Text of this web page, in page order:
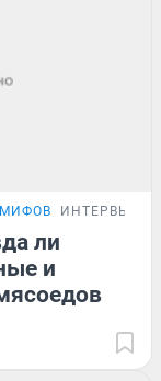
ИНТЕРВЬЮ
ли
и